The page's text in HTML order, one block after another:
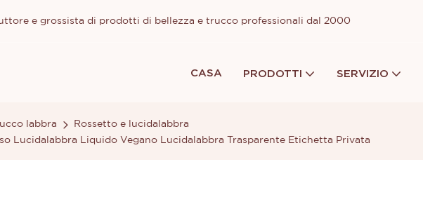
e grossista di prodotti di bellezza e trucco professionali dal 2000
CASA PRODOTTI SERVIZIO
labbra
Rossetto e lucidalabbra
Lucidalabbra Liquido Vegano Lucidalabbra Trasparente Etichetta Privata